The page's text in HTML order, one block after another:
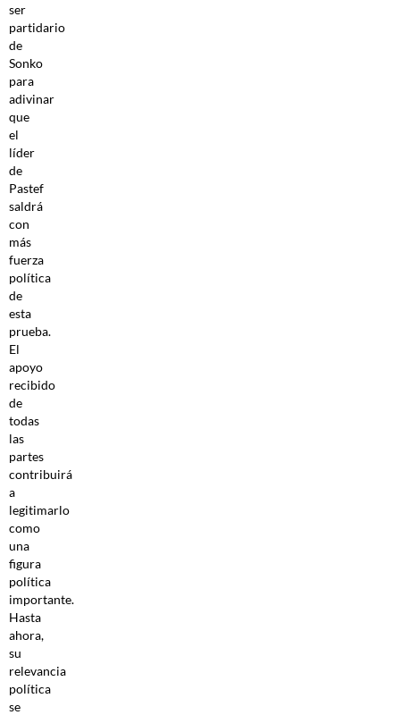
ser
partidario
de
Sonko
para
adivinar
que
el
líder
de
Pastef
saldrá
con
más
fuerza
política
de
esta
prueba.
El
apoyo
recibido
de
todas
las
partes
contribuirá
a
legitimarlo
como
una
figura
política
importante.
Hasta
ahora,
su
relevancia
política
se